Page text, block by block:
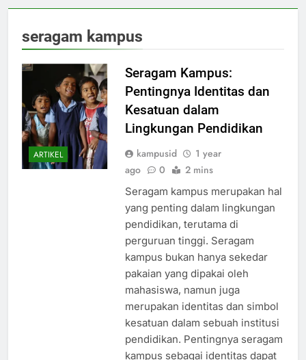
seragam kampus
ARTIKEL
Seragam Kampus:
Pentingnya Identitas dan
Kesatuan dalam
Lingkungan Pendidikan
kampusid
1 year
ago
0 2 mins
Seragam kampus merupakan hal
yang penting dalam lingkungan
pendidikan, terutama di
perguruan tinggi. Seragam
kampus bukan hanya sekedar
pakaian yang dipakai oleh
mahasiswa, namun juga
merupakan identitas dan simbol
kesatuan dalam sebuah institusi
pendidikan. Pentingnya seragam
kampus sebagai identitas dapat